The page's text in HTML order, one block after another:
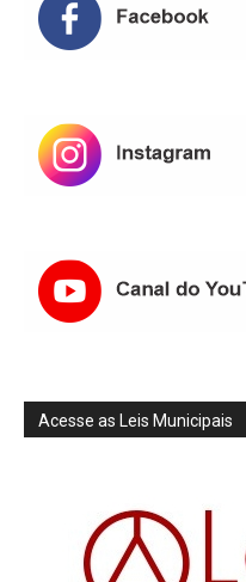
Acesse as Leis Municipais